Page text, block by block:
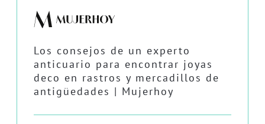
Los consejos de un experto
anticuario para encontrar joyas
deco en rastros y mercadillos de
antigüedades | Mujerhoy